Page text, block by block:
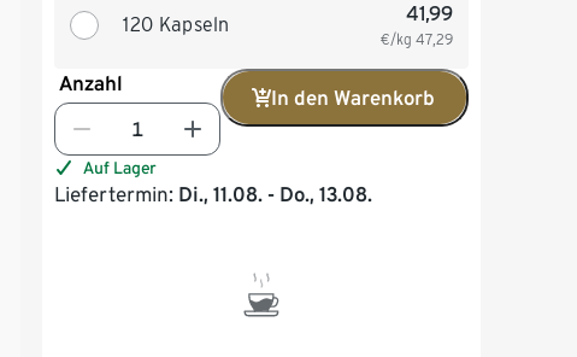
120 Kapseln 41,99
€/kg 47,29
Anzahl
In den Warenkorb
Auf Lager
Liefertermin: Di., 11.08. - Do., 13.08.